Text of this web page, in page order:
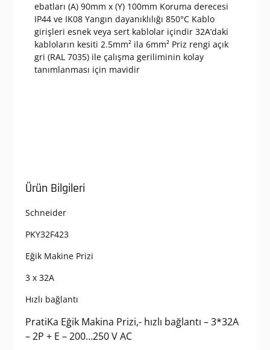
ebatları (A) 90mm x (Y) 100mm Koruma derecesi
IP44 ve IK08 Yangın dayanıklılığı 850°C Kablo
girişleri esnek veya sert kablolar içindir 32A’daki
kabloların kesiti 2.5mm² ila 6mm² Priz rengi açık
gri (RAL 7035) ile çalışma geriliminin kolay
tanımlanması için mavidir
Ürün Bilgileri
Schneider
PKY32F423
Eğik Makine Prizi
3 x 32A
Hızlı bağlantı
PratiKa Eğik Makina Prizi,- hızlı bağlantı – 3*32A
– 2P + E – 200…250 V AC